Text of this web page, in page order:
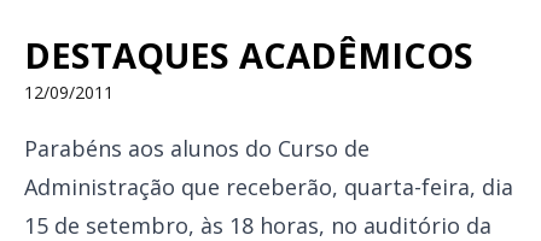
DESTAQUES ACADÊMICOS
12/09/2011
Parabéns aos alunos do Curso de
Administração que receberão, quarta-feira, dia
15 de setembro, às 18 horas, no auditório da